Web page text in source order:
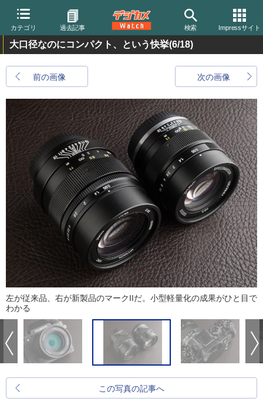
カテゴリ 過去記事 検索 Impressサイト
大口径なのにコンパクト、という快挙(6/18)
前の画像 次の画像
左が従来品、右が新製品のマークIIだ。小型軽量化の成果がひと目で
わかる
この写真の記事へ